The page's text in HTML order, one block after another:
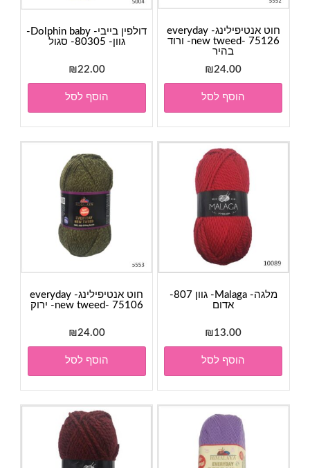
חוט אנטיפילינג- everyday
new tweed- 75126- ורוד
בהיר
₪24.00
הוסף לסל
דולפין בייבי- Dolphin baby-
גוון- 80305- סגול
₪22.00
הוסף לסל
מלגה- Malaga- גוון 807-
אדום
₪13.00
הוסף לסל
חוט אנטיפילינג- everyday
new tweed- 75106- ירוק
₪24.00
הוסף לסל